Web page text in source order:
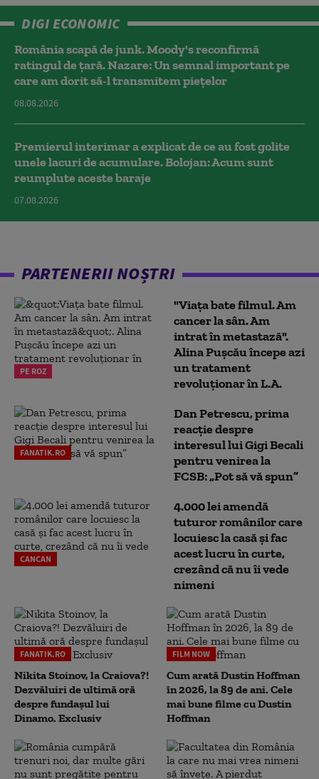
DIGI ECONOMIC
România scapă de junk. Moody's reconfirmă
ratingul de țară. Nazare: Un semnal important pe
care am dorit să-l transmitem piețelor
08.08.2026
Premierul interimar a explicat de ce au fost golite
unele lacuri de acumulare. Bolojan: Acum sunt
reumplute aceste baraje
07.08.2026
PARTENERII NOȘTRI
PE ROZ
"Viața bate filmul. Am
cancer la sân. Am
intrat în metastază".
Alina Pușcău începe azi
un tratament
revoluționar în L.A.
FANATIK.RO
Dan Petrescu, prima
reacție despre
interesul lui Gigi Becali
pentru venirea la
FCSB: „Pot să vă spun”
CANCAN
4.000 lei amendă
tuturor românilor care
locuiesc la casă și fac
acest lucru în curte,
crezând că nu îi vede
nimeni
FANATIK.RO
Nikita Stoinov, la Craiova?!
Dezvăluiri de ultimă oră
despre fundașul lui
Dinamo. Exclusiv
FILM NOW
Cum arată Dustin Hoffman
în 2026, la 89 de ani. Cele
mai bune filme cu Dustin
Hoffman